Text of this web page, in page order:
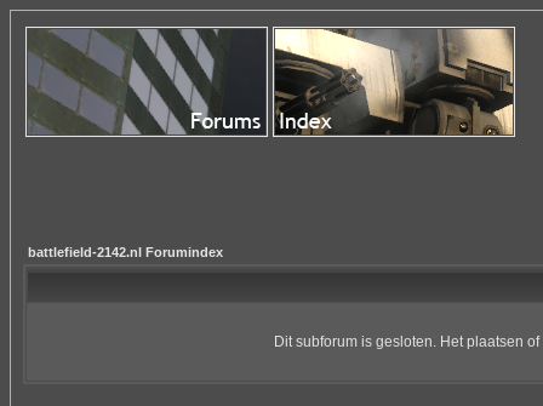
battlefield-2142.nl Forumindex
Dit subforum is gesloten. Het plaatsen